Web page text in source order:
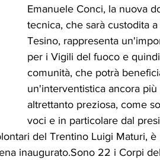
Emanuele Conci, la nuova
tecnica, che sarà custodita
Tesino, rappresenta
per i Vigili del fuoco e
comunità, che potrà
un'interventistica ancora
altrettanto preziosa, come
voci e in particolare dal
del Trentino Luigi Maturi,
inaugurato.Sono 22 i Corpi